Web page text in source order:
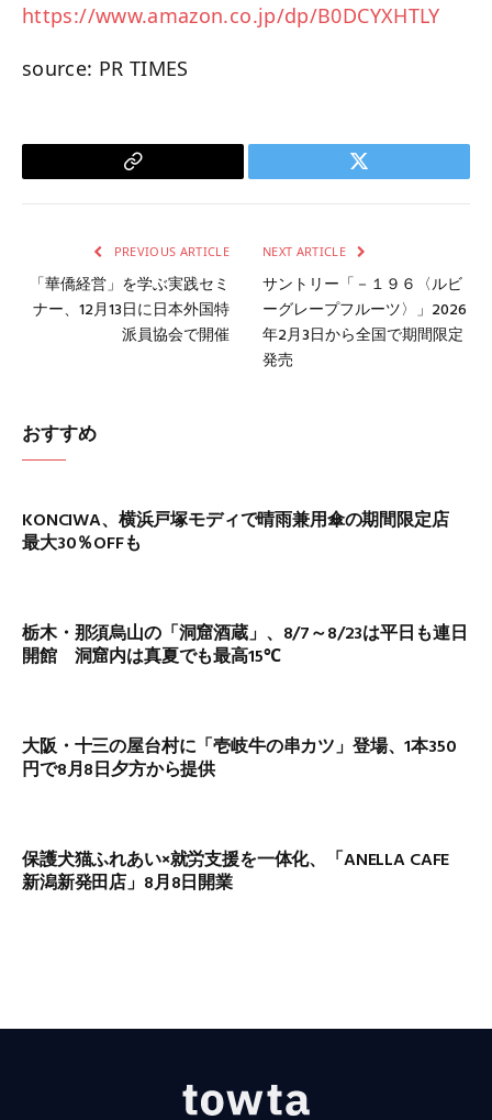
https://www.amazon.co.jp/dp/B0DCYXHTLY
source: PR TIMES
Copy
Twitter
PREVIOUS ARTICLE
「華僑経営」を学ぶ実践セミ
ナー、12月13日に日本外国特
派員協会で開催
NEXT ARTICLE
サントリー「－１９６〈ルビ
ーグレープフルーツ〉」2026
年2月3日から全国で期間限定
発売
おすすめ
KONCIWA、横浜戸塚モディで晴雨兼用傘の期間限定店
最大30％OFFも
栃木・那須烏山の「洞窟酒蔵」、8/7～8/23は平日も連日
開館 洞窟内は真夏でも最高15℃
大阪・十三の屋台村に「壱岐牛の串カツ」登場、1本350
円で8月8日夕方から提供
保護犬猫ふれあい×就労支援を一体化、「ANELLA CAFE
新潟新発田店」8月8日開業